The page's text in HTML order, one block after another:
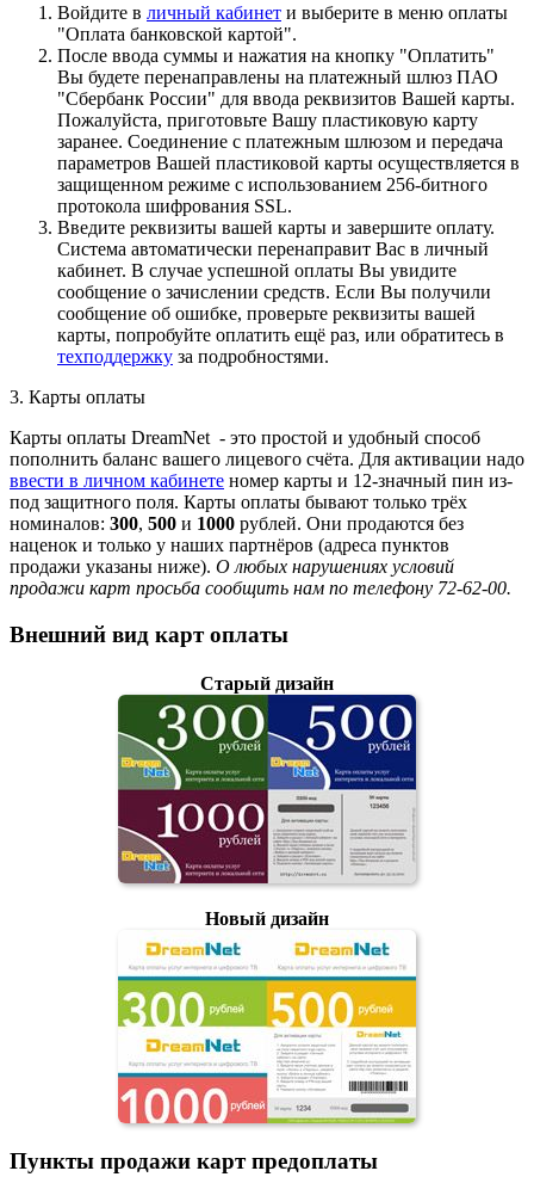
Войдите в личный кабинет и выберите в меню оплаты
"Оплата банковской картой".
После ввода суммы и нажатия на кнопку "Оплатить"
Вы будете перенаправлены на платежный шлюз ПАО
"Сбербанк России" для ввода реквизитов Вашей карты.
Пожалуйста, приготовьте Вашу пластиковую карту
заранее. Соединение с платежным шлюзом и передача
параметров Вашей пластиковой карты осуществляется в
защищенном режиме с использованием 256-битного
протокола шифрования SSL.
Введите реквизиты вашей карты и завершите оплату.
Система автоматически перенаправит Вас в личный
кабинет. В случае успешной оплаты Вы увидите
сообщение о зачислении средств. Если Вы получили
сообщение об ошибке, проверьте реквизиты вашей
карты, попробуйте оплатить ещё раз, или обратитесь в
техподдержку за подробностями.
3. Карты оплаты
Карты оплаты DreamNet - это простой и удобный способ
пополнить баланс вашего лицевого счёта. Для активации надо
ввести в личном кабинете номер карты и 12-значный пин из-
под защитного поля. Карты оплаты бывают только трёх
номиналов: 300, 500 и 1000 рублей. Они продаются без
наценок и только у наших партнёров (адреса пунктов
продажи указаны ниже). О любых нарушениях условий
продажи карт просьба сообщить нам по телефону 72-62-00.
Внешний вид карт оплаты
Старый дизайн
Новый дизайн
Пункты продажи карт предоплаты